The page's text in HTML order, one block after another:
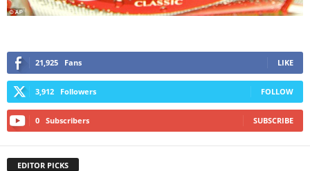
21,925 Fans LIKE
3,912 Followers FOLLOW
0 Subscribers SUBSCRIBE
EDITOR PICKS